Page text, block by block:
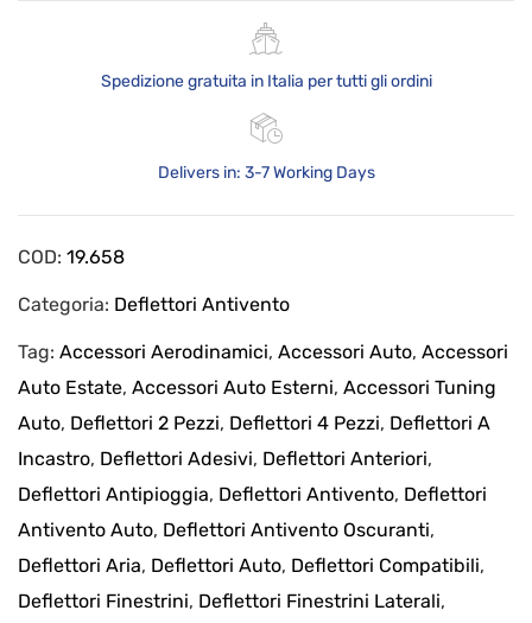
Spedizione gratuita in Italia per tutti gli ordini
Delivers in: 3-7 Working Days
COD: 19.658
Categoria: Deflettori Antivento
Tag: Accessori Aerodinamici, Accessori Auto, Accessori
Auto Estate, Accessori Auto Esterni, Accessori Tuning
Auto, Deflettori 2 Pezzi, Deflettori 4 Pezzi, Deflettori A
Incastro, Deflettori Adesivi, Deflettori Anteriori,
Deflettori Antipioggia, Deflettori Antivento, Deflettori
Antivento Auto, Deflettori Antivento Oscuranti,
Deflettori Aria, Deflettori Auto, Deflettori Compatibili,
Deflettori Finestrini, Deflettori Finestrini Laterali,